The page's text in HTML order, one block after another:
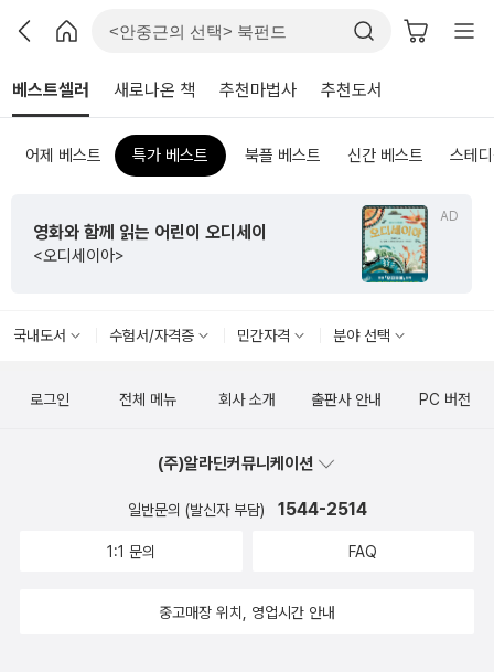
베스트셀러 새로나온 책 추천마법사 추천도서
어제 베스트 특가 베스트 북플 베스트 신간 베스트 스테
AD
영화와 함께 읽는 어린이 오디세이
<오디세이아>
국내도서 수험서/자격증 민간자격 분야 선택
로그인 전체 메뉴 회사 소개 출판사 안내 PC 버전
(주)알라딘커뮤니케이션
일반문의 (발신자 부담) 1544-2514
1:1 문의 FAQ
중고매장 위치, 영업시간 안내